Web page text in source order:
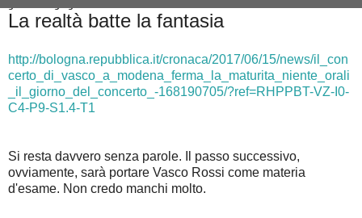
La realtà batte la fantasia
http://bologna.repubblica.it/cronaca/2017/06/15/news/il_con
certo_di_vasco_a_modena_ferma_la_maturita_niente_orali
_il_giorno_del_concerto_-168190705/?ref=RHPPBT-VZ-I0-
C4-P9-S1.4-T1
Si resta davvero senza parole. Il passo successivo,
ovviamente, sarà portare Vasco Rossi come materia
d'esame. Non credo manchi molto.